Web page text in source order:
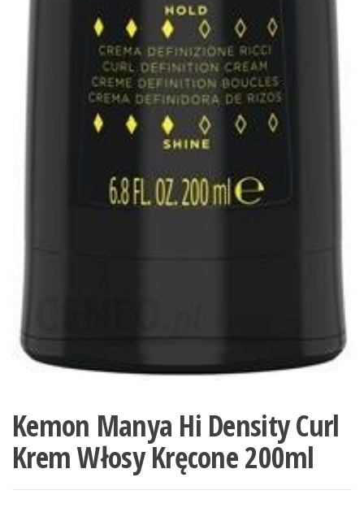
Kemon Manya Hi Density Curl
Krem Włosy Kręcone 200ml